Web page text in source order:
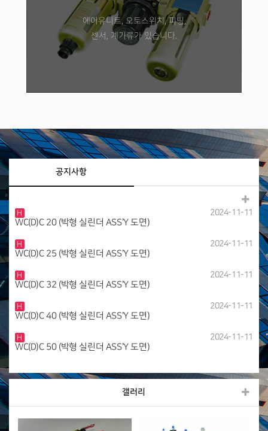
에어유니트, 오토스위치, 피팅,
센서, 계기류가 있습니다.
공지사항
H
WC(D)C 20 (박형 실린더 ASS'Y 도면)
2024-11-11
H
WC(D)C 25 (박형 실린더 ASS'Y 도면)
2024-11-11
H
WC(D)C 32 (박형 실린더 ASS'Y 도면)
2024-11-11
H
WC(D)C 40 (박형 실린더 ASS'Y 도면)
2024-11-11
H
WC(D)C 50 (박형 실린더 ASS'Y 도면)
2024-11-11
갤러리